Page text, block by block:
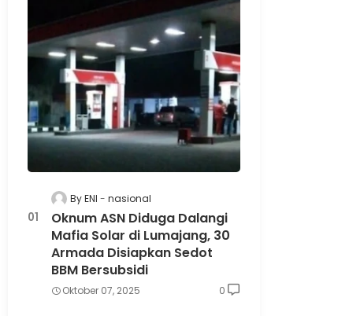
By ENI nasional
Oknum ASN Diduga Dalangi
Mafia Solar di Lumajang, 30
Armada Disiapkan Sedot
BBM Bersubsidi
Oktober 07, 2025 0